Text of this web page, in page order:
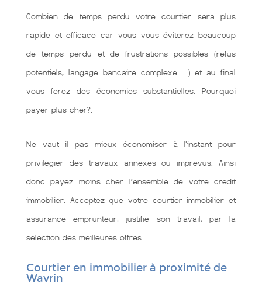
Combien de temps perdu votre courtier sera plus
rapide et efficace car vous vous éviterez beaucoup
de temps perdu et de frustrations possibles (refus
potentiels, langage bancaire complexe …) et au final
vous ferez des économies substantielles. Pourquoi
payer plus cher?.
Ne vaut il pas mieux économiser à l'instant pour
privilégier des travaux annexes ou imprévus. Ainsi
donc payez moins cher l’ensemble de votre crédit
immobilier. Acceptez que votre courtier immobilier et
assurance emprunteur, justifie son travail, par la
sélection des meilleures offres.
Courtier en immobilier à proximité de
Wavrin